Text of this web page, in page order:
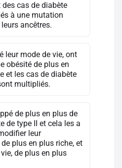
des cas de diabète
à une mutation
ancêtres.
leur mode de vie, ont
obésité de plus en
et les cas de diabète
multipliés.
de plus en plus de
de type II et cela les a
leur
plus en plus riche, et
de plus en plus